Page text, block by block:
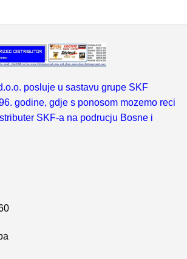
posluje u sastavu grupe SKF
godine, gdje s ponosom mozemo reci
SKF-a na podrucju Bosne i